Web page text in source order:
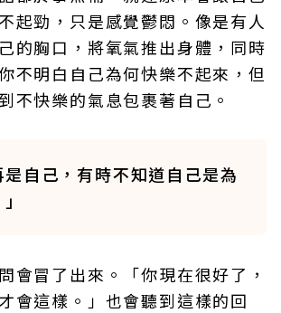
起勁，只是感覺鬱悶。像是有人
的胸口，將氧氣推出身體，同時
不明白自己為何快樂不起來，但
不快樂的氣息包裹著自己。
是自己，有時不知道自己是為
會冒了出來。「你現在很好了，
會這樣。」也會聽到這樣的回